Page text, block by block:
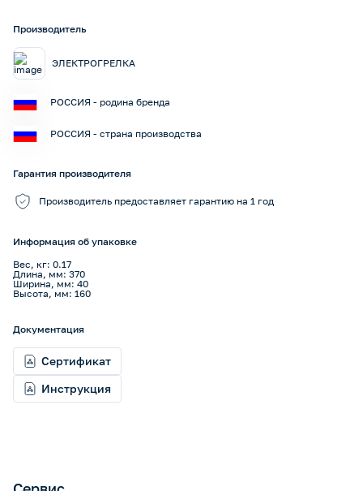
Производитель
ЭЛЕКТРОГРЕЛКА
РОССИЯ - родина бренда
РОССИЯ - страна производства
Гарантия производителя
Производитель предоставляет гарантию на 1 год
Информация об упаковке
Вес, кг: 0.17
Длина, мм: 370
Ширина, мм: 40
Высота, мм: 160
Документация
Сертификат
Инструкция